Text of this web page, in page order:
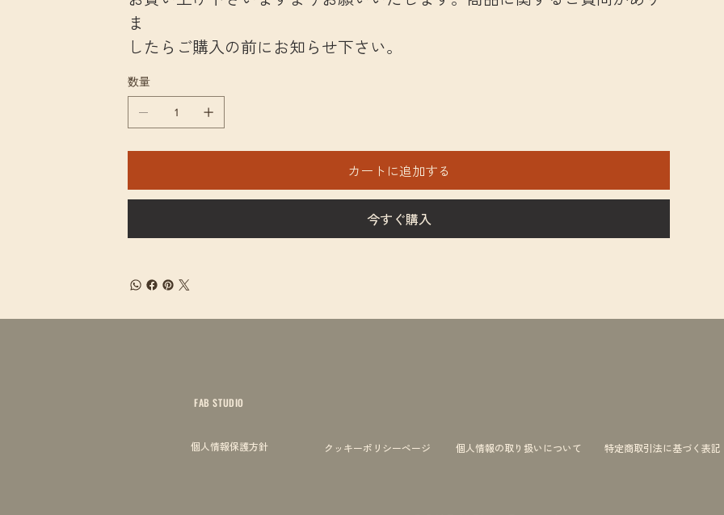
ま
したらご購入の前にお知らせ下さい。
数量
カートに追加する
今すぐ購入
FAB STUDIO
個人情報保護方針 クッキーポリシーページ 個人情報の取り扱いについて 特定商取引法に基づく表記